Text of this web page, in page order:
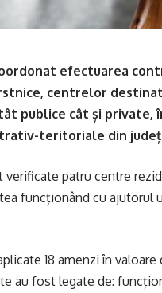
efectuarea
centrelor
publice cât și private,
teritoriale din
verificate patru centre
funcționând cu ajutorul
18 amenzi în valoare
au fost legate de: